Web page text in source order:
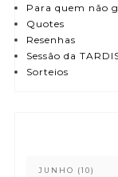
Para quem não
Quotes
Resenhas
Sessão da
Sorteios